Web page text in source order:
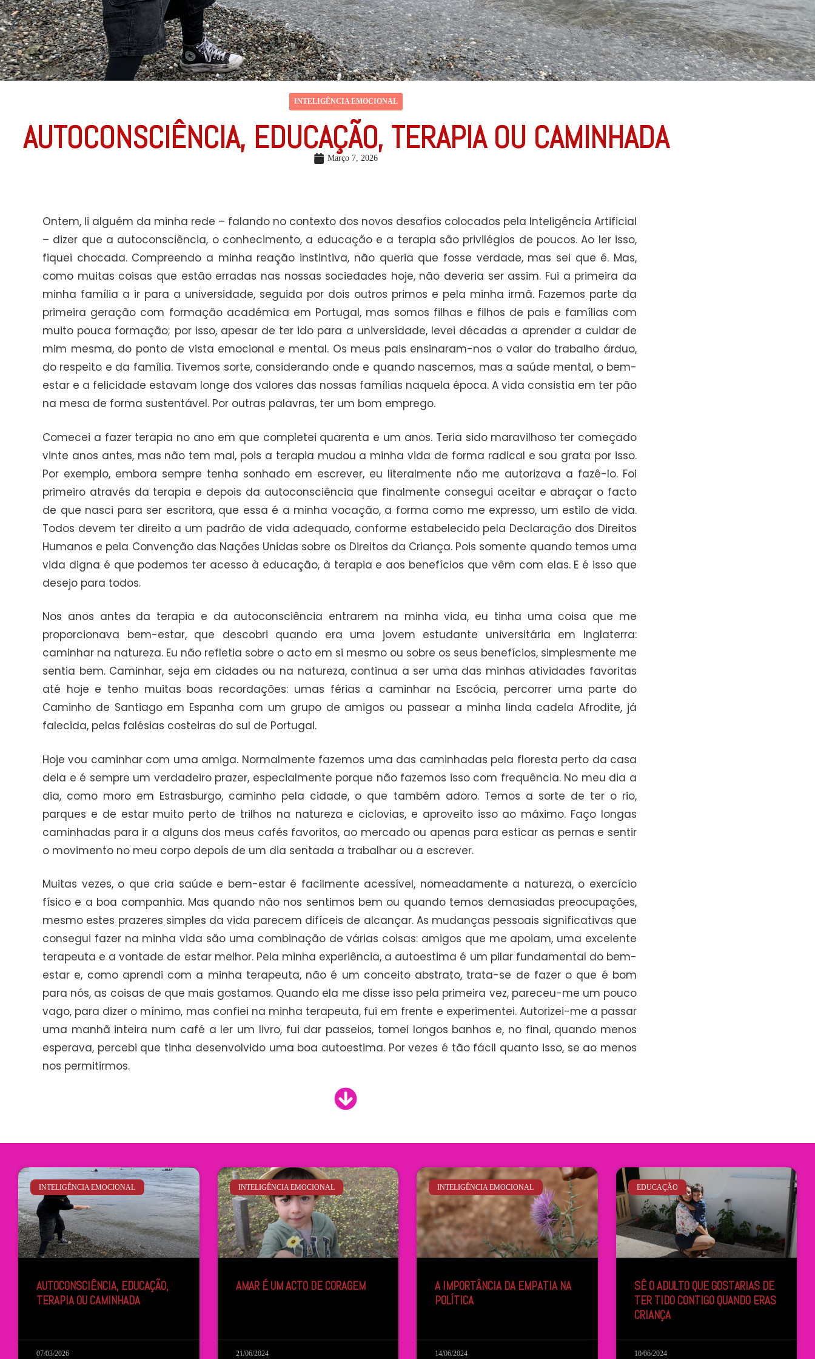
INTELIGÊNCIA EMOCIONAL
AUTOCONSCIÊNCIA, EDUCAÇÃO, TERAPIA OU CAMINHADA
Março 7, 2026
Ontem, li alguém da minha rede – falando no contexto dos novos desafios colocados pela Inteligência Artificial
– dizer que a autoconsciência, o conhecimento, a educação e a terapia são privilégios de poucos. Ao ler isso,
fiquei chocada. Compreendo a minha reação instintiva, não queria que fosse verdade, mas sei que é. Mas,
como muitas coisas que estão erradas nas nossas sociedades hoje, não deveria ser assim. Fui a primeira da
minha família a ir para a universidade, seguida por dois outros primos e pela minha irmã. Fazemos parte da
primeira geração com formação académica em Portugal, mas somos filhas e filhos de pais e famílias com
muito pouca formação; por isso, apesar de ter ido para a universidade, levei décadas a aprender a cuidar de
mim mesma, do ponto de vista emocional e mental. Os meus pais ensinaram-nos o valor do trabalho árduo,
do respeito e da família. Tivemos sorte, considerando onde e quando nascemos, mas a saúde mental, o bem-
estar e a felicidade estavam longe dos valores das nossas famílias naquela época. A vida consistia em ter pão
na mesa de forma sustentável. Por outras palavras, ter um bom emprego.
Comecei a fazer terapia no ano em que completei quarenta e um anos. Teria sido maravilhoso ter começado
vinte anos antes, mas não tem mal, pois a terapia mudou a minha vida de forma radical e sou grata por isso.
Por exemplo, embora sempre tenha sonhado em escrever, eu literalmente não me autorizava a fazê-lo. Foi
primeiro através da terapia e depois da autoconsciência que finalmente consegui aceitar e abraçar o facto
de que nasci para ser escritora, que essa é a minha vocação, a forma como me expresso, um estilo de vida.
Todos devem ter direito a um padrão de vida adequado, conforme estabelecido pela Declaração dos Direitos
Humanos e pela Convenção das Nações Unidas sobre os Direitos da Criança. Pois somente quando temos uma
vida digna é que podemos ter acesso à educação, à terapia e aos benefícios que vêm com elas. E é isso que
desejo para todos.
Nos anos antes da terapia e da autoconsciência entrarem na minha vida, eu tinha uma coisa que me
proporcionava bem-estar, que descobri quando era uma jovem estudante universitária em Inglaterra:
caminhar na natureza. Eu não refletia sobre o acto em si mesmo ou sobre os seus benefícios, simplesmente me
sentia bem. Caminhar, seja em cidades ou na natureza, continua a ser uma das minhas atividades favoritas
até hoje e tenho muitas boas recordações: umas férias a caminhar na Escócia, percorrer uma parte do
Caminho de Santiago em Espanha com um grupo de amigos ou passear a minha linda cadela Afrodite, já
falecida, pelas falésias costeiras do sul de Portugal.
Hoje vou caminhar com uma amiga. Normalmente fazemos uma das caminhadas pela floresta perto da casa
dela e é sempre um verdadeiro prazer, especialmente porque não fazemos isso com frequência. No meu dia a
dia, como moro em Estrasburgo, caminho pela cidade, o que também adoro. Temos a sorte de ter o rio,
parques e de estar muito perto de trilhos na natureza e ciclovias, e aproveito isso ao máximo. Faço longas
caminhadas para ir a alguns dos meus cafés favoritos, ao mercado ou apenas para esticar as pernas e sentir
o movimento no meu corpo depois de um dia sentada a trabalhar ou a escrever.
Muitas vezes, o que cria saúde e bem-estar é facilmente acessível, nomeadamente a natureza, o exercício
físico e a boa companhia. Mas quando não nos sentimos bem ou quando temos demasiadas preocupações,
mesmo estes prazeres simples da vida parecem difíceis de alcançar. As mudanças pessoais significativas que
consegui fazer na minha vida são uma combinação de várias coisas: amigos que me apoiam, uma excelente
terapeuta e a vontade de estar melhor. Pela minha experiência, a autoestima é um pilar fundamental do bem-
estar e, como aprendi com a minha terapeuta, não é um conceito abstrato, trata-se de fazer o que é bom
para nós, as coisas de que mais gostamos. Quando ela me disse isso pela primeira vez, pareceu-me um pouco
vago, para dizer o mínimo, mas confiei na minha terapeuta, fui em frente e experimentei. Autorizei-me a passar
uma manhã inteira num café a ler um livro, fui dar passeios, tomei longos banhos e, no final, quando menos
esperava, percebi que tinha desenvolvido uma boa autoestima. Por vezes é tão fácil quanto isso, se ao menos
nos permitirmos.
INTELIGÊNCIA EMOCIONAL
AUTOCONSCIÊNCIA, EDUCAÇÃO,
TERAPIA OU CAMINHADA
07/03/2026
INTELIGÊNCIA EMOCIONAL
AMAR É UM ACTO DE CORAGEM
21/06/2024
INTELIGÊNCIA EMOCIONAL
A IMPORTÂNCIA DA EMPATIA NA
POLÍTICA
14/06/2024
EDUCAÇÃO
SÊ O ADULTO QUE GOSTARIAS DE
TER TIDO CONTIGO QUANDO ERAS
CRIANÇA
10/06/2024